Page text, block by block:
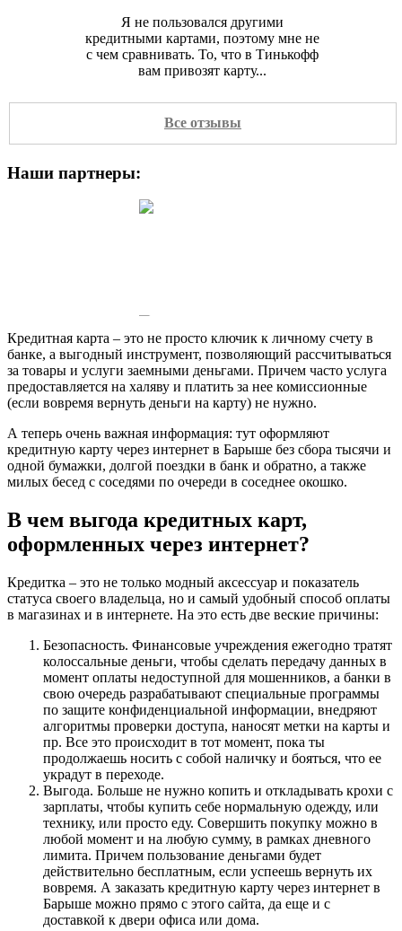
Я не пользовался другими
кредитными картами, поэтому мне не
с чем сравнивать. То, что в Тинькофф
вам привозят карту...
Все отзывы
Наши партнеры:
Кредитная карта – это не просто ключик к личному счету в
банке, а выгодный инструмент, позволяющий рассчитываться
за товары и услуги заемными деньгами. Причем часто услуга
предоставляется на халяву и платить за нее комиссионные
(если вовремя вернуть деньги на карту) не нужно.
А теперь очень важная информация: тут оформляют
кредитную карту через интернет в Барыше без сбора тысячи и
одной бумажки, долгой поездки в банк и обратно, а также
милых бесед с соседями по очереди в соседнее окошко.
В чем выгода кредитных карт,
оформленных через интернет?
Кредитка – это не только модный аксессуар и показатель
статуса своего владельца, но и самый удобный способ оплаты
в магазинах и в интернете. На это есть две веские причины:
Безопасность. Финансовые учреждения ежегодно тратят
колоссальные деньги, чтобы сделать передачу данных в
момент оплаты недоступной для мошенников, а банки в
свою очередь разрабатывают специальные программы
по защите конфиденциальной информации, внедряют
алгоритмы проверки доступа, наносят метки на карты и
пр. Все это происходит в тот момент, пока ты
продолжаешь носить с собой наличку и бояться, что ее
украдут в переходе.
Выгода. Больше не нужно копить и откладывать крохи с
зарплаты, чтобы купить себе нормальную одежду, или
технику, или просто еду. Совершить покупку можно в
любой момент и на любую сумму, в рамках дневного
лимита. Причем пользование деньгами будет
действительно бесплатным, если успеешь вернуть их
вовремя. А заказать кредитную карту через интернет в
Барыше можно прямо с этого сайта, да еще и с
доставкой к двери офиса или дома.